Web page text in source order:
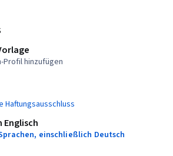
Profil hinzufügen
Haftungsausschluss
einschließlich Deutsch